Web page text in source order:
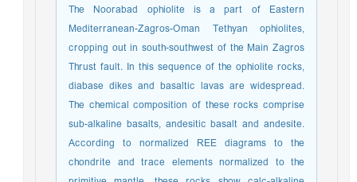
The Noorabad ophiolite is a part of Eastern
Mediterranean-Zagros-Oman Tethyan ophiolites,
cropping out in south-southwest of the Main Zagros
Thrust fault. In this sequence of the ophiolite rocks,
diabase dikes and basaltic lavas are widespread.
The chemical composition of these rocks comprise
sub-alkaline basalts, andesitic basalt and andesite.
According to normalized REE diagrams to the
chondrite and trace elements normalized to the